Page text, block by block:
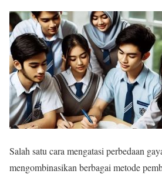
Salah satu cara mengatasi perbedaan
mengombinasikan berbagai metode